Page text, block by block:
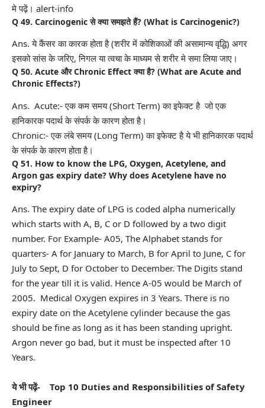
मे पढ़ें। alert-info
Q 49. Carcinogenic से क्या समझते हैं? (What is Carcinogenic?)
Ans. ये कैंसर का कारक होता है (शरीर में कोशिकाओं की असामान्य वृद्धि) अगर
इसको सांस के जरिए, निगल या त्वचा के माध्यम से शरीर मे समा लिया जाए।
Q 50. Acute और Chronic Effect क्या है? (What are Acute and
Chronic Effects?)
Ans. Acute:- एक कम समय (Short Term) का इफेक्ट है जो एक
हानिकारक पदार्थ के संपर्क के कारण होता है।
Chronic:- एक लंबे समय (Long Term) का इफेक्ट है ये भी हानिकारक पदार्थ
के संपर्क के कारण होता है।
Q 51. How to know the LPG, Oxygen, Acetylene, and
Argon gas expiry date? Why does Acetylene have no
expiry?
Ans. The expiry date of LPG is coded alpha numerically
which starts with A, B, C or D followed by a two digit
number. For Example- A05, The Alphabet stands for
quarters- A for January to March, B for April to June, C for
July to Sept, D for October to December. The Digits stand
for the year till it is valid. Hence A-05 would be March of
2005. Medical Oxygen expires in 3 Years. There is no
expiry date on the Acetylene cylinder because the gas
should be fine as long as it has been standing upright.
Argon never go bad, but it must be inspected after 10
Years.
ये भी पढ़ें- Top 10 Duties and Responsibilities of Safety
Engineer